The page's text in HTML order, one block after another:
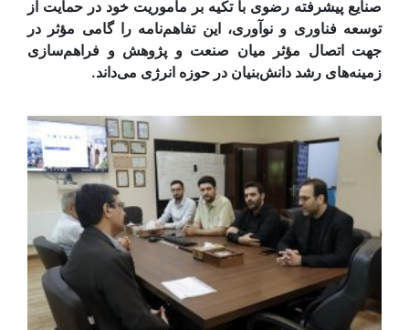
صنایع پیشرفته رضوی با تکیه بر مأموریت خود در حمایت از
توسعه فناوری و نوآوری، این تفاهم‌نامه را گامی مؤثر در
جهت اتصال مؤثر میان صنعت و پژوهش و فراهم‌سازی
زمینه‌های رشد دانش‌بنیان در حوزه انرژی می‌داند.